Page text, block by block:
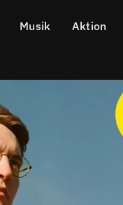
Musik Aktion